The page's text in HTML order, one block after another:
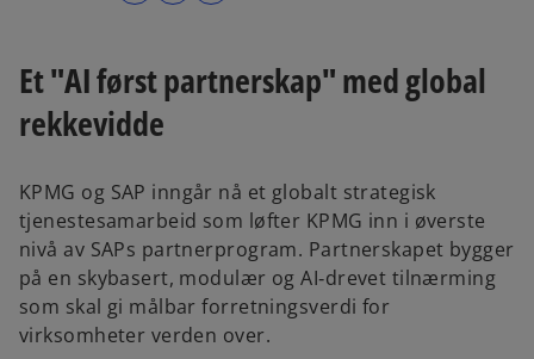
n
a
n
e
w
t
a
Et "AI først partnerskap" med global
rekkevidde
KPMG og SAP inngår nå et globalt strategisk
tjenestesamarbeid som løfter KPMG inn i øverste
nivå av SAPs partnerprogram. Partnerskapet bygger
på en skybasert, modulær og AI‑drevet tilnærming
som skal gi målbar forretningsverdi for
virksomheter verden over.